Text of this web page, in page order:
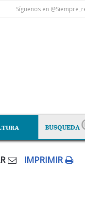
Síguenos en
IMPRIMIR